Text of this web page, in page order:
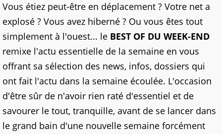
Vous étiez peut-être en déplacement ? Votre net a
explosé ? Vous avez hiberné ? Ou vous êtes tout
simplement à l'ouest... le BEST OF DU WEEK-END
remixe l'actu essentielle de la semaine en vous
offrant sa sélection des news, infos, dossiers qui
ont fait l'actu dans la semaine écoulée. L'occasion
d'être sûr de n'avoir rien raté d'essentiel et de
savourer le tout, tranquille, avant de se lancer dans
le grand bain d'une nouvelle semaine forcément